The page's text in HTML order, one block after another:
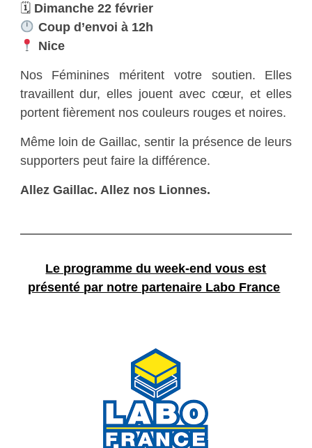
🗓 Dimanche 22 février
Coup d’envoi à 12h
Nice
Nos Féminines méritent votre soutien. Elles
travaillent dur, elles jouent avec cœur, et elles
portent fièrement nos couleurs rouges et noires.
Même loin de Gaillac, sentir la présence de leurs
supporters peut faire la différence.
Allez Gaillac. Allez nos Lionnes.
Le programme du week-end vous est
présenté par notre partenaire Labo France